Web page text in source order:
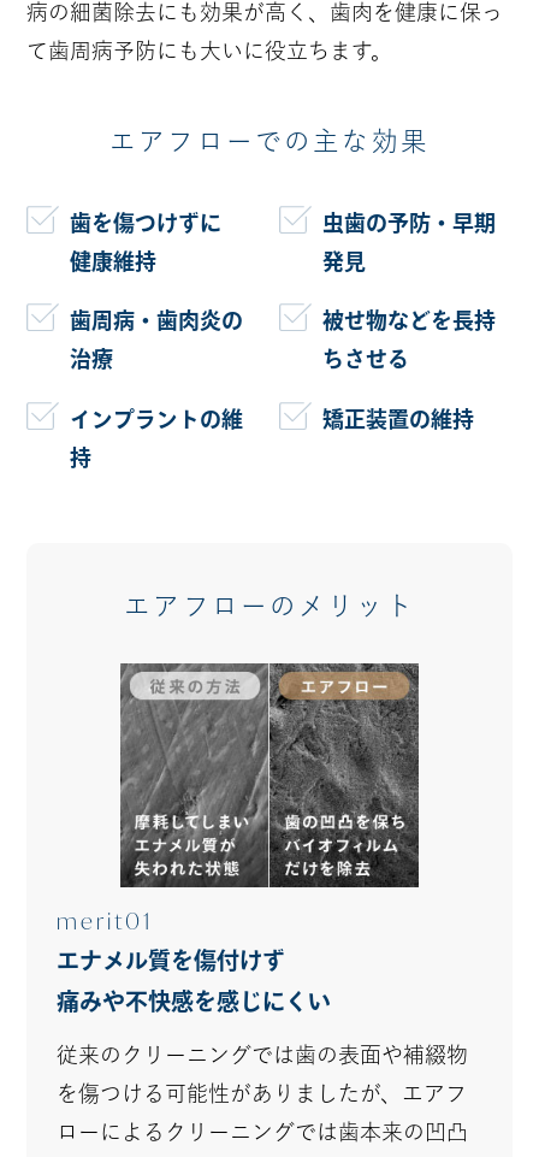
病の細菌除去にも効果が高く、歯肉を健康に保っ
て歯周病予防にも大いに役立ちます。
エアフローでの主な効果
歯を傷つけずに
健康維持
虫歯の予防・早期
発見
歯周病・歯肉炎の
治療
被せ物などを長持
ちさせる
インプラントの維
持
矯正装置の維持
エアフローのメリット
merit01
エナメル質を傷付けず
痛みや不快感を感じにくい
従来のクリーニングでは歯の表面や補綴物
を傷つける可能性がありましたが、エアフ
ローによるクリーニングでは歯本来の凹凸